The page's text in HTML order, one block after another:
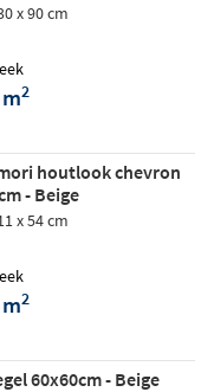
x 90 cm
2
houtlook chevron
- Beige
x 54 cm
2
60x60cm - Beige